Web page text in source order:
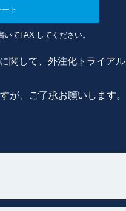
ト
てFAX してください。
関して、外注化トライアル
が、ご了承お願いします。